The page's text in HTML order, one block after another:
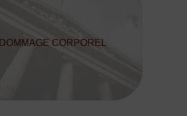
DOMMAGE CORPOREL